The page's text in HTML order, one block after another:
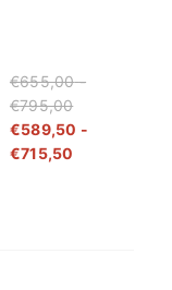
€655,00 -
€795,00
€655,00
tot
€795,00
€589,50 -
€715,50
€589,50
tot
€715,50